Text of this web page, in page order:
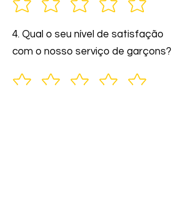
4. Qual o seu nível de satisfação
com o nosso serviço de garçons?